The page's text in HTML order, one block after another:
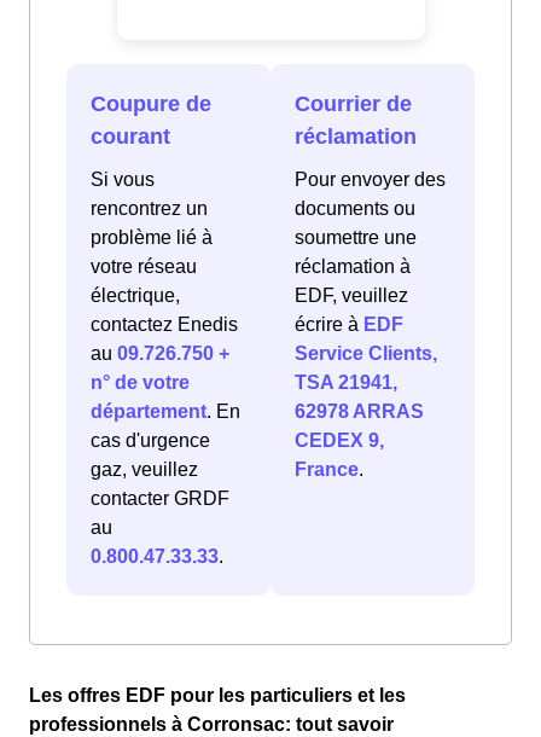
Coupure de
courant
Si vous
rencontrez un
problème lié à
votre réseau
électrique,
contactez Enedis
au 09.726.750 +
n° de votre
département. En
cas d'urgence
gaz, veuillez
contacter GRDF
au
0.800.47.33.33.
Courrier de
réclamation
Pour envoyer des
documents ou
soumettre une
réclamation à
EDF, veuillez
écrire à EDF
Service Clients,
TSA 21941,
62978 ARRAS
CEDEX 9,
France.
Les offres EDF pour les particuliers et les
professionnels à Corronsac: tout savoir